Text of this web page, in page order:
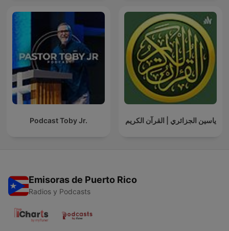
Podcast Toby Jr. ياسين الجزائري | القرآن الكريم
Emisoras de Puerto Rico
Radios y Podcasts